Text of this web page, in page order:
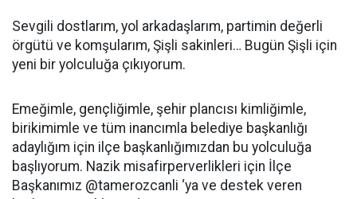
Sevgili dostlarım, yol arkadaşlarım, partimin değerli
örgütü ve komşularım, Şişli sakinleri… Bugün Şişli için
yeni bir yolculuğa çıkıyorum.
Emeğimle, gençliğimle, şehir plancısı kimliğimle,
birikimimle ve tüm inancımla belediye başkanlığı
adaylığım için ilçe başkanlığımızdan bu yolculuğa
başlıyorum. Nazik misafirperverlikleri için İlçe
Başkanımız @tamerozcanli ‘ya ve destek veren